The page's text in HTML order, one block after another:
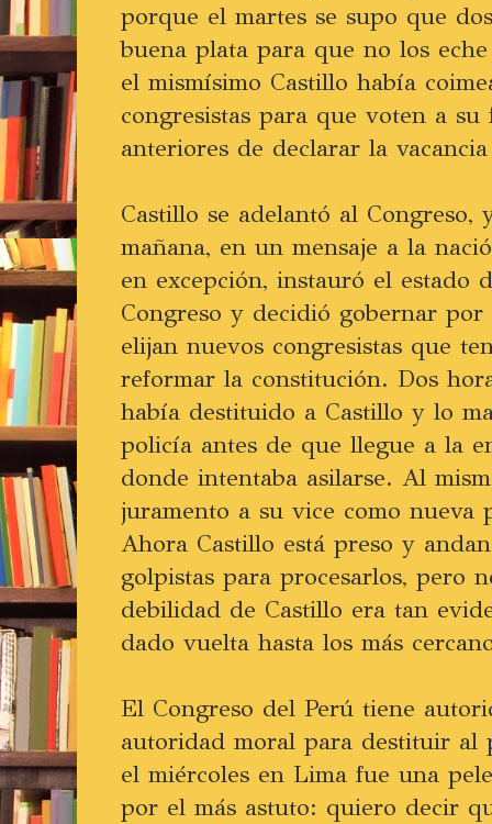
porque el martes se supo que
buena plata para que no los
el mismísimo Castillo había
congresistas para que voten a
anteriores de declarar la
Castillo se adelantó al Congreso,
mañana, en un mensaje a la
en excepción, instauró el estado
Congreso y decidió gobernar por
elijan nuevos congresistas que
reformar la constitución. Dos
había destituido a Castillo y lo
policía antes de que llegue a la
donde intentaba asilarse. Al
juramento a su vice como nueva
Ahora Castillo está preso y
golpistas para procesarlos, pero
debilidad de Castillo era tan
dado vuelta hasta los más
El Congreso del Perú tiene
autoridad moral para destituir al
el miércoles en Lima fue una
por el más astuto: quiero decir